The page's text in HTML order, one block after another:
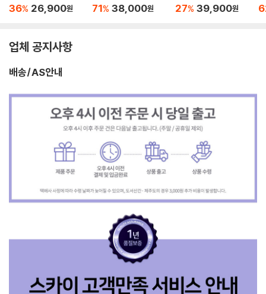
풍기 FA3 미니 핸디 손
36% 26,900원
풍기 TLF-F1201
71% 38,000원
형 책상 미니 휴대용 캠
27% 39,900원
업체 공지사항
배송/AS안내